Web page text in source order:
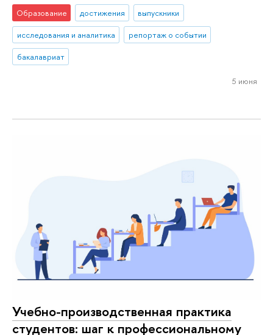
Образование достижения
выпускники
исследования и аналитика
репортаж о событии
бакалавриат
5 июня
Учебно-производственная практика
студентов: шаг к профессиональному